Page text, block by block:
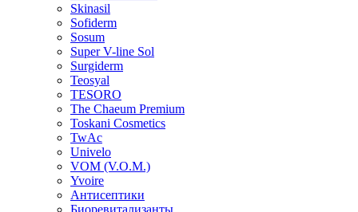
Skinasil
Sofiderm
Sosum
Super V-line Sol
Surgiderm
Teosyal
TESORO
The Chaeum Premium
Toskani Cosmetics
TwAc
Univelo
VOM (V.O.M.)
Yvoire
Антисептики
Биоревитализанты